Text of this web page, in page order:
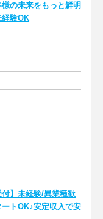
様の未来をもっと鮮明
験OK
付】未経験/異業種歓
トOK♪安定収入で安